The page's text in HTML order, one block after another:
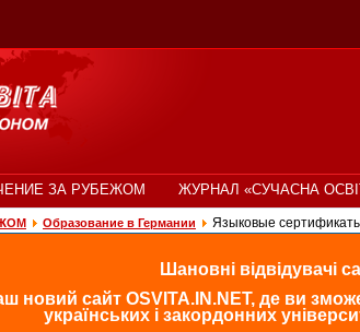
ЗА РУБЕЖОМ ЖУРНАЛ «СУЧАСНА
Образование в Германии Языковые
Шановні відвідувачі
новий сайт OSVITA.IN.NET, де ви
українських і закордонних